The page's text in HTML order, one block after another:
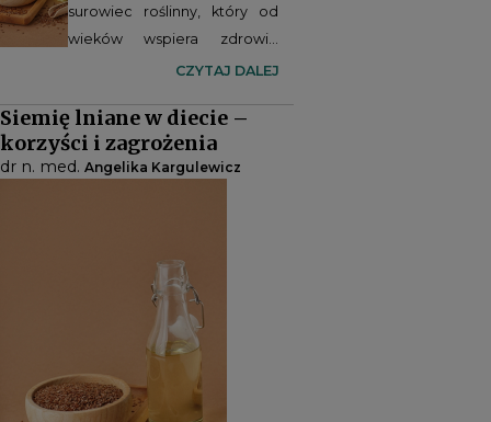
surowiec roślinny, który od
wieków wspiera zdrowie
układu pokarmowego. Dzięki
lignanów i kwasów omega-3
wykazuje działanie
przeciwzapalne, osłaniające,
Współczesne badania
potwierdzają jego szeroki
potencjał prozdrowotny,
choć przypominają też o
umiarkowanego stosowania.
CZYTAJ DALEJ
Siemię lniane w diecie –
korzyści i zagrożenia
dr n. med. Angelika Kargulewicz